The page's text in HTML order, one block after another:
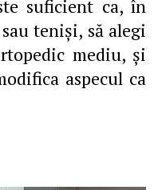
suficient ca, în
tenişi, să alegi
mediu, şi
aspecul ca